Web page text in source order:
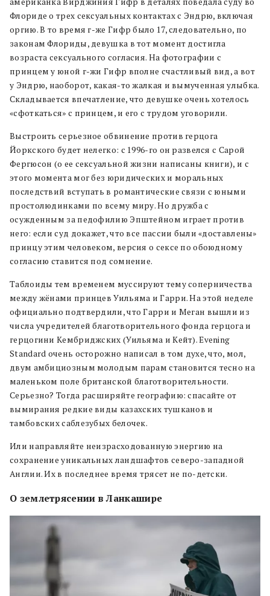
Флориде о трех сексуальных контактах с Эндрю, включая
оргию. В то время г-же Гифр было 17, следовательно, по
законам Флориды, девушка в тот момент достигла
возраста сексуального согласия. На фотографии с
принцем у юной г-жи Гифр вполне счастливый вид, а вот
у Эндрю, наоборот, какая-то жалкая и вымученная улыбка.
Складывается впечатление, что девушке очень хотелось
«сфоткаться» с принцем, и его с трудом уговорили.
Выстроить серьезное обвинение против герцога
Йоркского будет нелегко: с 1996-го он развелся с Сарой
Фергюсон (о ее сексуальной жизни написаны книги), и с
этого момента мог без юридических и моральных
последствий вступать в романтические связи с юными
простолюдинками по всему миру. Но дружба с
осужденным за педофилию Эпштейном играет против
него: если суд докажет, что все пассии были «доставлены»
принцу этим человеком, версия о сексе по обоюдному
согласию ставится под сомнение.
Таблоиды тем временем муссируют тему соперничества
между жёнами принцев Уильяма и Гарри. На этой неделе
официально подтвердили, что Гарри и Меган вышли из
числа учредителей благотворительного фонда герцога и
герцогини Кембриджских (Уильяма и Кейт). Evening
Standard очень осторожно написал в том духе, что, мол,
двум амбициозным молодым парам становится тесно на
маленьком поле британской благотворительности.
Серьезно? Тогда расширяйте географию: спасайте от
вымирания редкие виды казахских тушканов и
тамбовских саблезубых белочек.
Или направляйте неизрасходованную энергию на
сохранение уникальных ландшафтов северо-западной
Англии. Их в последнее время трясет не по-детски.
О землетрясении в Ланкашире